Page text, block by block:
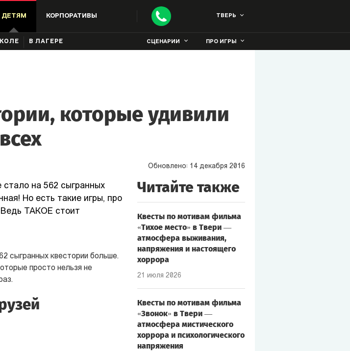
ДЕТЯМ КОРПОРАТИВЫ ТВЕРЬ
В ЛАГЕРЕ СЦЕНАРИИ ПРО ИГРЫ
которые удивили
всех
Обновлено: 14 декабря 2016
на 562 сыгранных
Но есть такие игры, про
Ведь ТАКОЕ стоит
сыгранных квестории больше.
просто нельзя не
Читайте также
Квесты по мотивам фильма
«Тихое место» в Твери —
атмосфера выживания,
напряжения и настоящего
хоррора
21 июля 2026
Квесты по мотивам фильма
«Звонок» в Твери —
атмосфера мистического
хоррора и психологического
напряжения